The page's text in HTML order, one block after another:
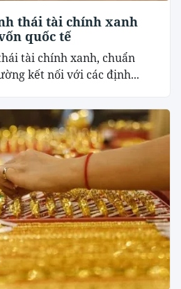
thái tài chính xanh
quốc tế
tài chính xanh, chuẩn
kết nối với các định...